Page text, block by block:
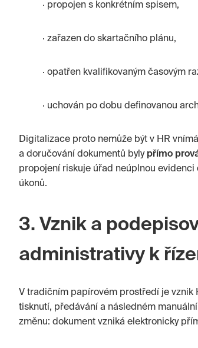
· propojen s konkrétním spisem,
· zařazen do skartačního plánu,
· opatřen kvalifikovaným časovým
· uchován po dobu definovanou
Digitalizace proto nemůže být v HR
a doručování dokumentů byly přímo
propojení riskuje úřad neúplnou
úkonů.
3. Vznik a
administrativy k
V tradičním papírovém prostředí je vznik
tisknutí, předávání a následném
změnu: dokument vzniká elektronicky